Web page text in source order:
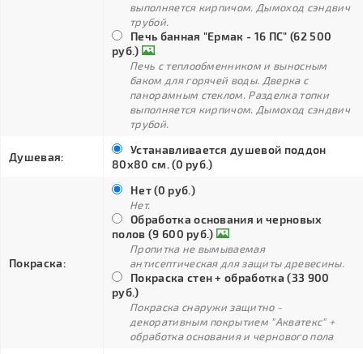
выполняется кирпичом. Дымоход сэндвич
трубой.
Печь банная "Ермак - 16 ПС" (62 500
руб.)
Печь с теплообменником и выносным
баком для горячей воды. Дверка с
панорамным стеклом. Разделка топки
выполняется кирпичом. Дымоход сэндвич
трубой.
Душевая:
Устанавливается душевой поддон
80х80 см. (0 руб.)
Покраска:
Нет (0 руб.)
Нет.
Обработка основания и черновых
полов (9 600 руб.)
Пропитка не вымываемая
антисептическая для защиты древесины.
Покраска стен + обработка (33 900
руб.)
Покраска снаружи защитно -
декоративным покрытием "Акватекс" +
обработка основания и чернового пола